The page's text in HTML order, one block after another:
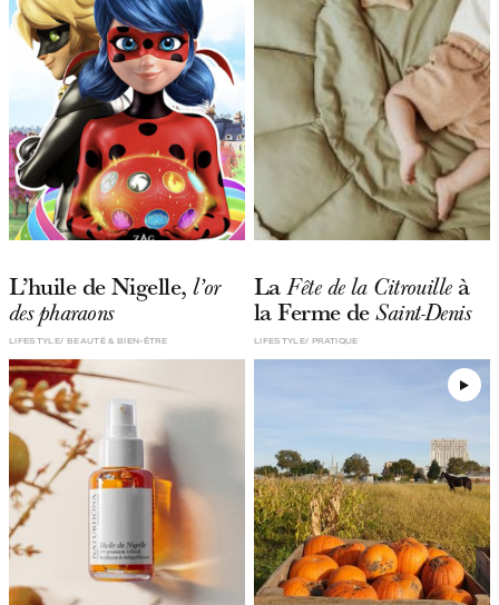
L’huile de Nigelle, l’or
des pharaons
BEAUTÉ & BIEN-ÊTRE
LIFESTYLE
LaFête de la Citrouilleà
la Ferme deSaint-Denis
LIFESTYLE PRATIQUE